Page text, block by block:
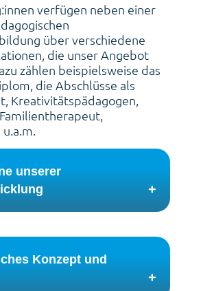
verfügen neben einer
über verschiedene
die unser Angebot
zählen beispielsweise das
die Abschlüsse als
Kreativitätspädagogen,
unserer
Konzept und